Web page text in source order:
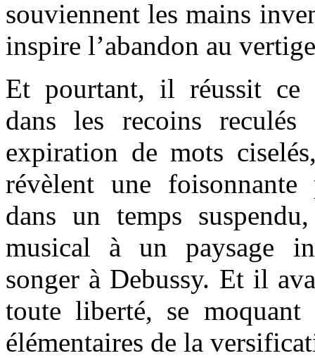
souviennent les mains
inspire l’abandon au
Et pourtant, il réussit ce
dans les recoins
expiration de mots
révèlent une foisonnante
dans un temps
musical à un paysage
songer à Debussy. Et il
toute liberté, se moquant
élémentaires de la